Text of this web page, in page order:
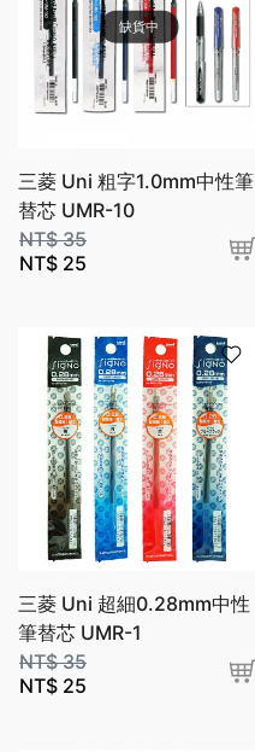
缺貨中
三菱 Uni 粗字1.0mm中性筆
替芯 UMR-10
NT$35
NT$ 25
三菱 Uni 超細0.28mm中性
筆替芯 UMR-1
NT$35
NT$ 25